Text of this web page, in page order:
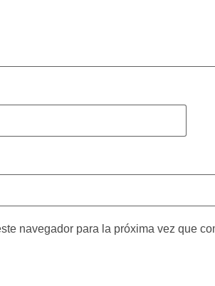
navegador para la próxima vez que